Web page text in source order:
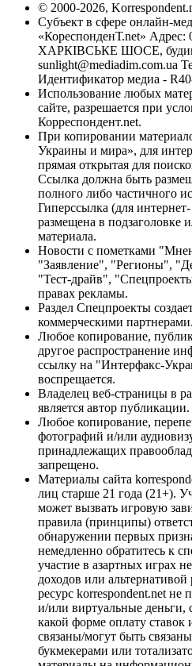
© 2000-2026,
Субъект в сфере онлайн-
«КореспонденТ.net» Адрес:
ХАРКІВСЬКЕ ШОСЕ,
sunlight@mediadim.com.ua
Идентификатор медиа -
Использование любых
сайте, разрешается при
Корреспондент.net.
При копировании
Украины и мира», для
прямая открытая для
Ссылка должна быть
полного либо частичного
Гиперссылка (для
размещена в подзаголовке
материала.
Новости с пометками
"Заявление", "Регионы",
"Тест-драйв",
правах рекламы.
Раздел Спецпроекты
коммерческими партнерами.
Любое копирование,
другое распространение
ссылку на "Интерфакс-
воспрещается.
Владелец веб-страницы в
является автор публикации.
Любое копирование,
фотографий и/или
принадлежащих
запрещено.
Материалы сайта
лиц старше 21 года (21+).
может вызвать игровую
правила (принципы)
обнаружении первых
немедленно обратитесь к
участие в азартных играх
доходов или
ресурс korrespondent.net не
и/или виртуальные деньги,
какой форме оплату
связаны/могут быть
букмекерами или